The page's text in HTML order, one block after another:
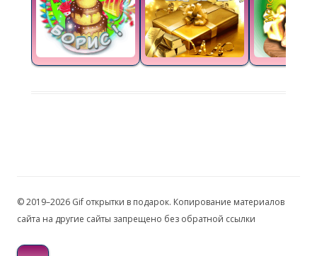
© 2019–2026 Gif открытки в подарок. Копирование материалов
сайта на другие сайты запрещено без обратной ссылки